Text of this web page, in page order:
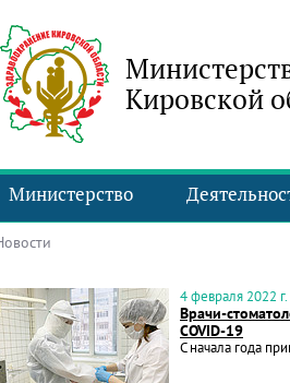
Кировской
Министерство
4 февраля 2022 г.
Врачи-
COVID-19
С начала года